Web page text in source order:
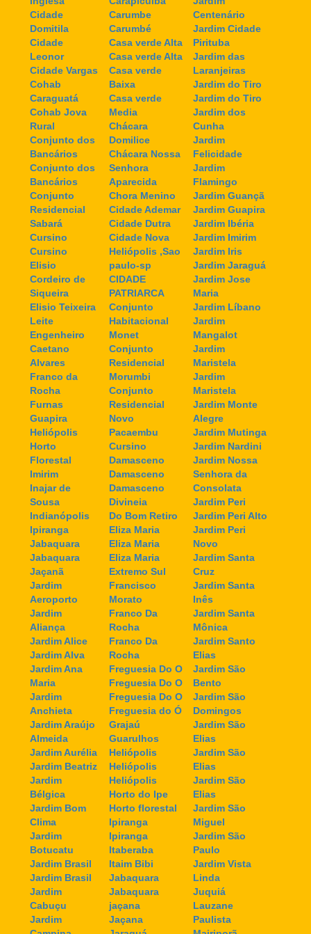
Cidade
Domitila
Cidade
Leonor
Cidade Vargas
Cohab
Caraguatá
Cohab Jova
Rural
Conjunto dos
Bancários
Conjunto dos
Bancários
Conjunto
Residencial
Sabará
Cursino
Cursino
Elisio
Cordeiro de
Siqueira
Elisio Teixeira
Leite
Engenheiro
Caetano
Alvares
Franco da
Rocha
Furnas
Guapira
Heliópolis
Horto
Florestal
Imirim
Inajar de
Sousa
Indianópolis
Ipiranga
Jabaquara
Jabaquara
Jaçanã
Jardim
Aeroporto
Jardim
Aliança
Jardim Alice
Jardim Alva
Jardim Ana
Maria
Jardim
Anchieta
Jardim Araújo
Almeida
Jardim Aurélia
Jardim Beatriz
Jardim
Bélgica
Jardim Bom
Clima
Jardim
Botucatu
Jardim Brasil
Jardim Brasil
Jardim
Cabuçu
Jardim
Carumbe
Carumbé
Casa verde Alta
Casa verde Alta
Casa verde
Baixa
Casa verde
Media
Chácara
Domilice
Chácara Nossa
Senhora
Aparecida
Chora Menino
Cidade Ademar
Cidade Dutra
Cidade Nova
Heliópolis ,Sao
paulo-sp
CIDADE
PATRIARCA
Conjunto
Habitacional
Monet
Conjunto
Residencial
Morumbi
Conjunto
Residencial
Novo
Pacaembu
Cursino
Damasceno
Damasceno
Damasceno
Divineia
Do Bom Retiro
Eliza Maria
Eliza Maria
Eliza Maria
Extremo Sul
Francisco
Morato
Franco Da
Rocha
Franco Da
Rocha
Freguesia Do O
Freguesia Do O
Freguesia Do O
Freguesia do Ó
Grajaú
Guarulhos
Heliópolis
Heliópolis
Heliópolis
Horto do Ipe
Horto florestal
Ipiranga
Ipiranga
Itaberaba
Itaim Bibi
Jabaquara
Jabaquara
jaçana
Jaçana
Centenário
Jardim Cidade
Pirituba
Jardim das
Laranjeiras
Jardim do Tiro
Jardim do Tiro
Jardim dos
Cunha
Jardim
Felicidade
Jardim
Flamingo
Jardim Guançã
Jardim Guapira
Jardim Ibéria
Jardim Imirim
Jardim Iris
Jardim Jaraguá
Jardim Jose
Maria
Jardim Líbano
Jardim
Mangalot
Jardim
Maristela
Jardim
Maristela
Jardim Monte
Alegre
Jardim Mutinga
Jardim Nardini
Jardim Nossa
Senhora da
Consolata
Jardim Peri
Jardim Peri Alto
Jardim Peri
Novo
Jardim Santa
Cruz
Jardim Santa
Inês
Jardim Santa
Mônica
Jardim Santo
Elias
Jardim São
Bento
Jardim São
Domingos
Jardim São
Elias
Jardim São
Elias
Jardim São
Elias
Jardim São
Miguel
Jardim São
Paulo
Jardim Vista
Linda
Juquiá
Lauzane
Paulista